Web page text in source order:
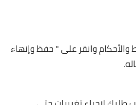
والأحكام وانقر على " حفظ وإنهاء